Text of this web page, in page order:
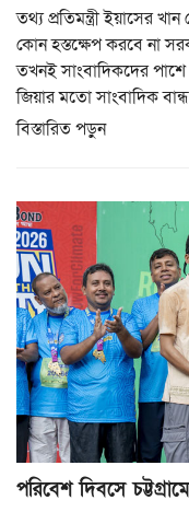
তথ্য প্রতিমন্ত্রী ইয়াসের
কোন হস্তক্ষেপ করবে না
তখনই সাংবাদিকদের
জিয়ার মতো সাংবাদিক
বিস্তারিত পড়ুন
পরিবেশ দিবসে